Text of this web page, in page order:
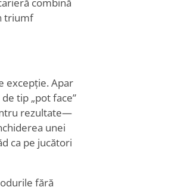
triumf
excepție. Apar
tip „pot face”
rezultate—
unei
ca pe jucători
fără